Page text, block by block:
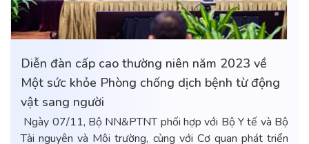
Diễn đàn cấp cao thường niên năm 2023 về
Một sức khỏe Phòng chống dịch bệnh từ động
vật sang người
Ngày 07/11, Bộ NN&PTNT phối hợp với Bộ Y tế và Bộ
Tài nguyên và Môi trường, cùng với Cơ quan phát triển